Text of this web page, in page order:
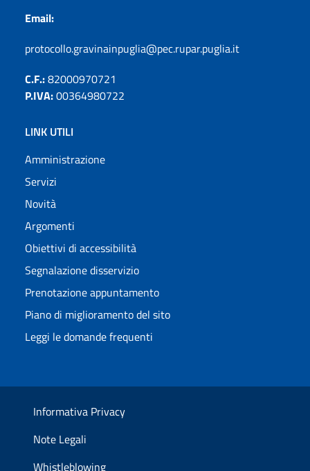
Email:
protocollo.gravinainpuglia@pec.rupar.puglia.it
C.F.:82000970721
P.IVA:00364980722
LINK UTILI
Amministrazione
Servizi
Novità
Argomenti
Obiettivi di accessibilità
Segnalazione disservizio
Prenotazione appuntamento
Piano di miglioramento del sito
Leggi le domande frequenti
Informativa Privacy
Note Legali
Whistleblowing